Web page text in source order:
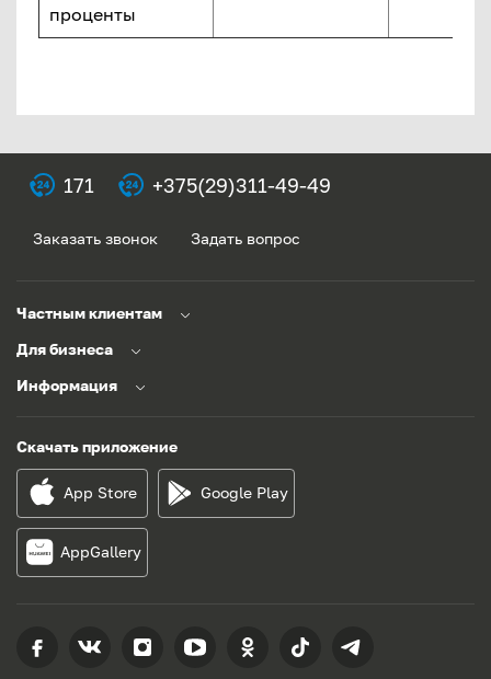
проценты
171 +375(29)311-49-49
Заказать звонок Задать вопрос
Частным клиентам
Для бизнеса
Информация
Скачать приложение
App Store Google Play
AppGallery